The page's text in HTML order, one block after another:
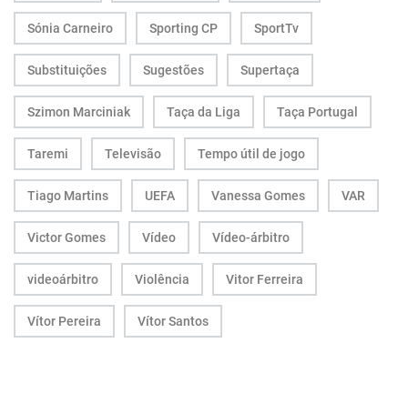
Sónia Carneiro Sporting CP SportTv
Substituições Sugestões Supertaça
Szimon Marciniak Taça da Liga Taça Portugal
Taremi Televisão Tempo útil de jogo
Tiago Martins UEFA Vanessa Gomes VAR
Victor Gomes Vídeo Vídeo-árbitro
videoárbitro Violência Vitor Ferreira
Vítor Pereira Vítor Santos